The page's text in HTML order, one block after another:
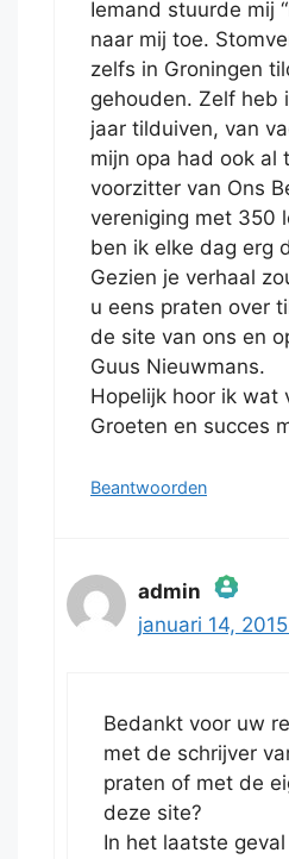
Iemand stuurde mij
naar mij toe.
zelfs in Groningen
gehouden. Zelf heb
jaar tilduiven, van
mijn opa had ook al
voorzitter van Ons
vereniging met 350
ben ik elke dag erg
Gezien je verhaal
u eens praten over
de site van ons en
Guus Nieuwmans.
Hopelijk hoor ik wat
Groeten en succes
Beantwoorden
admin
De echte
Anti-Spam by
januari 14,
Bedankt voor uw
met de schrijver
praten of met de
deze site?
In het laatste